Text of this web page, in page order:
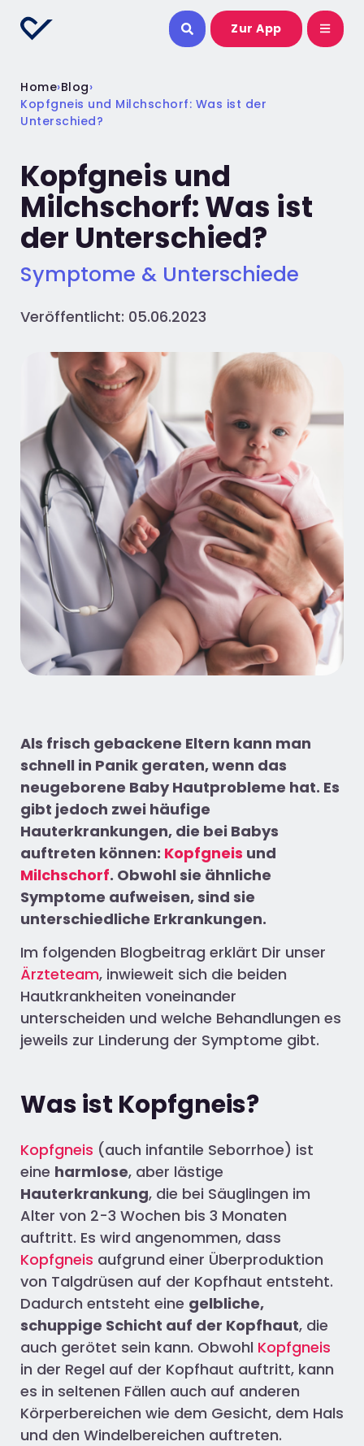
Zur App
Home›Blog›
Kopfgneis und Milchschorf: Was ist der
Unterschied?
Kopfgneis und
Milchschorf: Was ist
der Unterschied?
Symptome & Unterschiede
Veröffentlicht: 05.06.2023
Als frisch gebackene Eltern kann man
schnell in Panik geraten, wenn das
neugeborene Baby Hautprobleme hat. Es
gibt jedoch zwei häufige
Hauterkrankungen, die bei Babys
auftreten können: Kopfgneis und
Milchschorf. Obwohl sie ähnliche
Symptome aufweisen, sind sie
unterschiedliche Erkrankungen.
Im folgenden Blogbeitrag erklärt Dir unser
Ärzteteam, inwieweit sich die beiden
Hautkrankheiten voneinander
unterscheiden und welche Behandlungen es
jeweils zur Linderung der Symptome gibt.
Was ist Kopfgneis?
Kopfgneis (auch infantile Seborrhoe) ist
eine harmlose, aber lästige
Hauterkrankung, die bei Säuglingen im
Alter von 2-3 Wochen bis 3 Monaten
auftritt. Es wird angenommen, dass
Kopfgneis aufgrund einer Überproduktion
von Talgdrüsen auf der Kopfhaut entsteht.
Dadurch entsteht eine gelbliche,
schuppige Schicht auf der Kopfhaut, die
auch gerötet sein kann. Obwohl Kopfgneis
in der Regel auf der Kopfhaut auftritt, kann
es in seltenen Fällen auch auf anderen
Körperbereichen wie dem Gesicht, dem Hals
und den Windelbereichen auftreten.